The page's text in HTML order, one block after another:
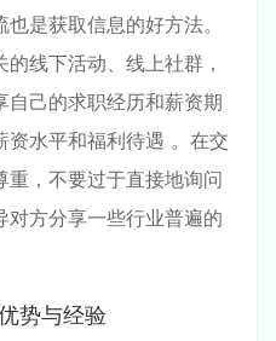
是获取信息的好方法。
线下活动、线上社群，
自己的求职经历和薪资期
资水平和福利待遇 。在交
重，不要过于直接地询问
对方分享一些行业普遍的
势与经验